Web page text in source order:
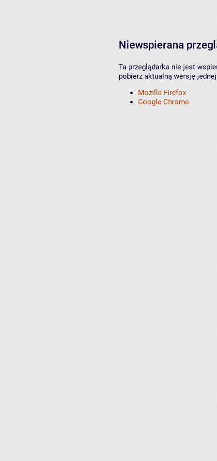
Niewspierana
Ta przeglądarka nie jest
pobierz aktualną wersję
Mozilla Firefox
Google Chrome